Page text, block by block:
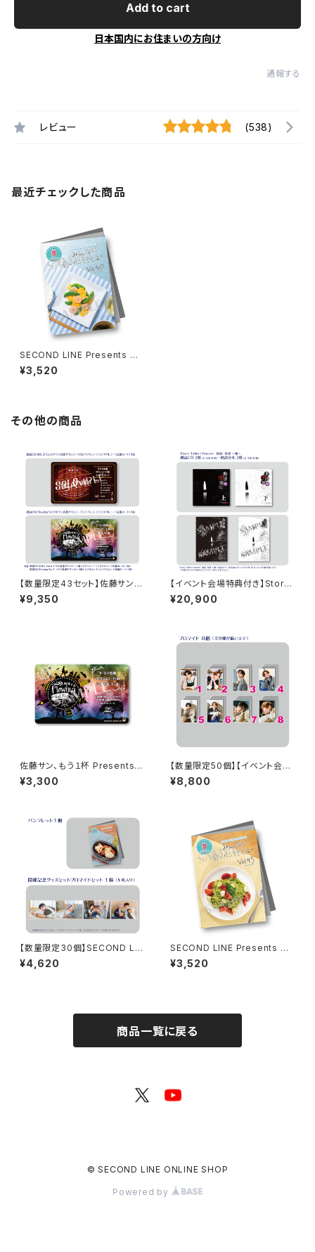
Add to cart
日本国内にお住まいの方向け
通報する
レビュー (538)
最近チェックした商品
SECOND LINE Presents み
んなに会いに行くよ! 第40回 in
静岡 パンフレット
¥3,520
その他の商品
【数量限定43セット】佐藤サン、
もう1杯 Presents 佐藤サン、も
う1杯 公開録音イベント 2025.
¥9,350
【イベント会場特典付き】Story
Teller（Terror） 朗読・怪談 〜
嫌〜 朗読セット
¥20,900
佐藤サン、もう１杯 Presents
朗読CD Flowing Vol.10 ドラ
マ音源ダウンロード用シリアル
¥3,300
【数量限定50個】【イベント会場
特典付き】SECOND LINE Pre
sents みんなに会いに行くよ!
¥8,800
【数量限定30個】SECOND LIN
E Presents みんなに会いに行
くよ! 第49回 in 静岡 開催記念
¥4,620
SECOND LINE Presents み
んなに会いに行くよ! 第43回 in
静岡 パンフレット
¥3,520
商品一覧に戻る
© SECOND LINE ONLINE SHOP
Powered by